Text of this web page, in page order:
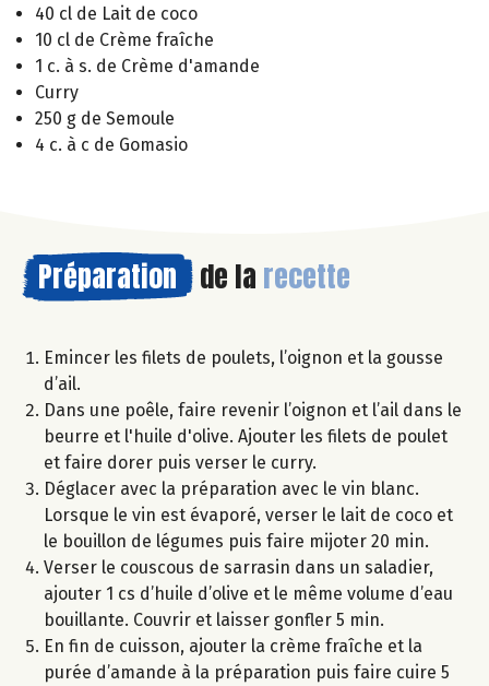
40 cl de Lait de coco
10 cl de Crème fraîche
1 c. à s. de Crème d'amande
Curry
250 g de Semoule
4 c. à c de Gomasio
Préparation de la recette
Emincer les filets de poulets, l’oignon et la gousse
d’ail.
Dans une poêle, faire revenir l’oignon et l’ail dans le
beurre et l'huile d'olive. Ajouter les filets de poulet
et faire dorer puis verser le curry.
Déglacer avec la préparation avec le vin blanc.
Lorsque le vin est évaporé, verser le lait de coco et
le bouillon de légumes puis faire mijoter 20 min.
Verser le couscous de sarrasin dans un saladier,
ajouter 1 cs d’huile d’olive et le même volume d’eau
bouillante. Couvrir et laisser gonfler 5 min.
En fin de cuisson, ajouter la crème fraîche et la
purée d’amande à la préparation puis faire cuire 5